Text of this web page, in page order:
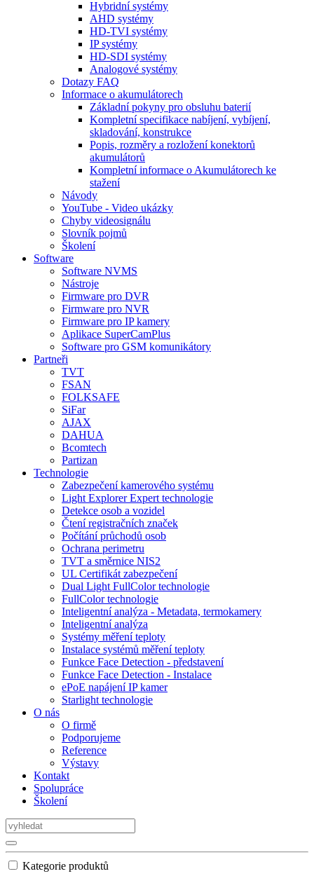
Hybridní systémy
AHD systémy
HD-TVI systémy
IP systémy
HD-SDI systémy
Analogové systémy
Dotazy FAQ
Informace o akumulátorech
Základní pokyny pro obsluhu baterií
Kompletní specifikace nabíjení, vybíjení,
skladování, konstrukce
Popis, rozměry a rozložení konektorů
akumulátorů
Kompletní informace o Akumulátorech ke
stažení
Návody
YouTube - Video ukázky
Chyby videosignálu
Slovník pojmů
Školení
Software
Software NVMS
Nástroje
Firmware pro DVR
Firmware pro NVR
Firmware pro IP kamery
Aplikace SuperCamPlus
Software pro GSM komunikátory
Partneři
TVT
FSAN
FOLKSAFE
SiFar
AJAX
DAHUA
Bcomtech
Partizan
Technologie
Zabezpečení kamerového systému
Light Explorer Expert technologie
Detekce osob a vozidel
Čtení registračních značek
Počítání průchodů osob
Ochrana perimetru
TVT a směrnice NIS2
UL Certifikát zabezpečení
Dual Light FullColor technologie
FullColor technologie
Inteligentní analýza - Metadata, termokamery
Inteligentní analýza
Systémy měření teploty
Instalace systémů měření teploty
Funkce Face Detection - představení
Funkce Face Detection - Instalace
ePoE napájení IP kamer
Starlight technologie
O nás
O firmě
Podporujeme
Reference
Výstavy
Kontakt
Spolupráce
Školení
Kategorie produktů